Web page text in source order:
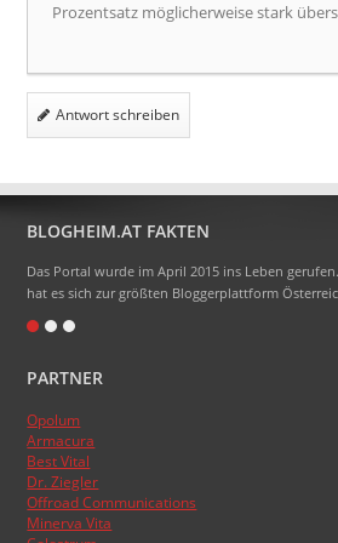
Prozentsatz möglicherweise stark
Antwort schreiben
BLOGHEIM.AT FAKTEN
Das Portal wurde im April 2015 ins Leben
hat es sich zur größten Bloggerplattform
nur Blogheim dazu. Die Domainendung .at sollte
:)
Das Topblogranking wurde im Laufe der Zeit schon
mehrmals umgestellt, basiert aber nun endlich auf
Besucherzahlen der Blogs.
PARTNER
Opolum
Armacura
Best Vital
Dr. Ziegler
Offroad Communications
Minerva Vita